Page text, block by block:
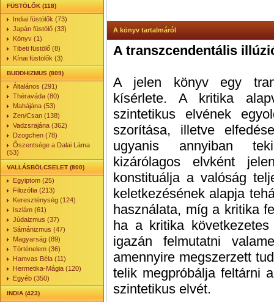
FÜSTÖLŐK (118)
Indiai füstölők (73)
Japán füstölő (33)
Könyv (1)
Tibeti füstölő (8)
Kínai füstölők (3)
BUDDHIZMUS (809)
Általános (291)
Théraváda (80)
Mahájána (53)
Zen/Csan (138)
Vadzsrajána (362)
Dzogchen (78)
Őszentsége a Dalai Láma
(53)
VALLÁSBÖLCSELET (800)
Egyiptom (25)
Filozófia (213)
Kereszténység (124)
Iszlám (61)
Júdaizmus (37)
Sámánizmus (47)
Magyarság (89)
Történelem (36)
Hamvas Béla (11)
Hermetika-Mágia (120)
Egyéb (350)
INDIA (423)
A könyv tartalmáról
A transzcendentális
A jelen könyv egy
kísérlete. A kritika
szintetikus elvének
szorítása, illetve
ugyanis annyiban
kizárólagos elvként
konstituálja a valóság
keletkezésének alapja
használata, míg a kritika
ha a kritika
igazán felmutatni
amennyire megszerzett
telik megpróbálja feltárni
szintetikus elvét.